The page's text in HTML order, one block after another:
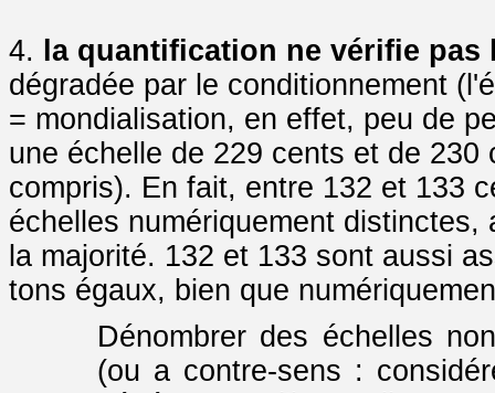
4.
la quantification ne vérifie pas
dégradée par le conditionnement
= mondialisation, en effet, peu de
une échelle de 229 cents et de
compris). En fait, entre 132 et 133
échelles numériquement
la majorité. 132 et 133 sont aussi
tons égaux, bien que
Dénombrer des échelles
(ou a contre-sens :